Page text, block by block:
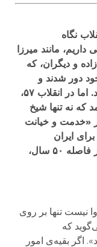
نگاه
مانند میرزا
و دیگران، که
دور شدند و
می‌خواستند تجدد غربی را به ایران بیاورند. اما در انقلاب ۵۷،
که نه تنها شیخ
«خدمت و خیانت
ایران
می‌دانست. به نظر شما دلیل این تغییر در فاصله ۵۰ سال،
نیست تنها بر روی
که
اگر بقیه‌ی امور